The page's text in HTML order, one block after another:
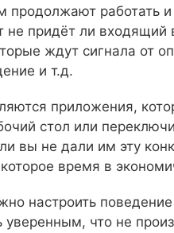
продолжают работать
не придёт ли входящий
ждут сигнала от
и т.д.
приложения,
стол или
вы не дали им эту
время в
настроить
уверенным, что не